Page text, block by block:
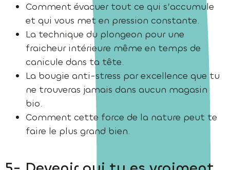
Comment évacuer tout ce qui s’accumule
et qui vous met en pression constante.
La technique du plongeon pour une
fraicheur intérieure même en temps de
canicule dans ta tête.
La bougie anti-stress par excellence que tu
ne trouveras jamais dans aucun magasin
bio.
Comment cette force de la nature peut te
faire le plus grand bien.